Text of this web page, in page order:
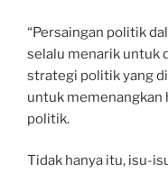
“Persaingan politik
selalu menarik untuk
strategi politik yang
untuk memenangkan
politik.
Tidak hanya itu, isu-